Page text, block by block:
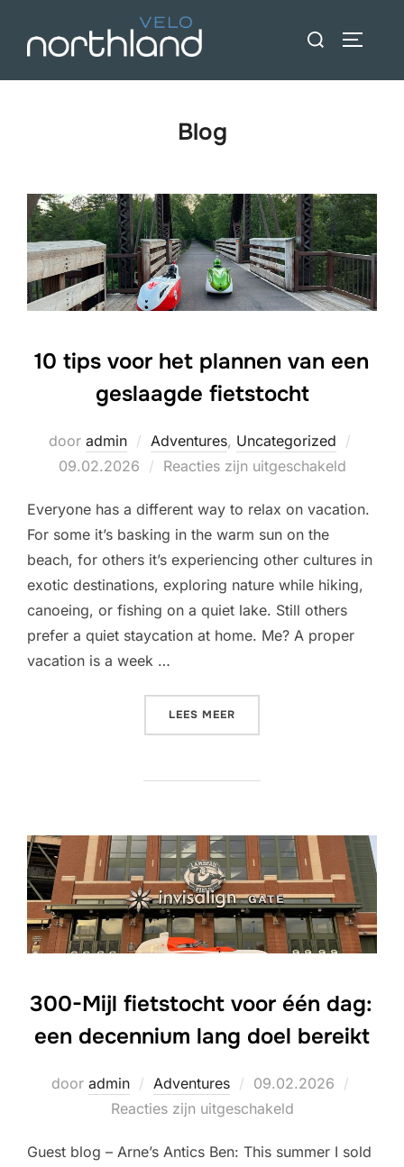
naar
inhoud
Zoeken:
Blog
10 tips voor het plannen van een
geslaagde fietstocht
door admin Adventures, Uncategorized
09.02.2026 Reacties zijn uitgeschakeld
Everyone has a different way to relax on vacation.
For some it’s basking in the warm sun on the
beach, for others it’s experiencing other cultures in
exotic destinations, exploring nature while hiking,
canoeing, or fishing on a quiet lake. Still others
prefer a quiet staycation at home. Me? A proper
vacation is a week …
LEES MEER
300-Mijl fietstocht voor één dag:
een decennium lang doel bereikt
door admin Adventures
Geplaatst
op
09.02.2026
Reacties zijn uitgeschakeld
Guest blog – Arne’s Antics Ben: This summer I sold